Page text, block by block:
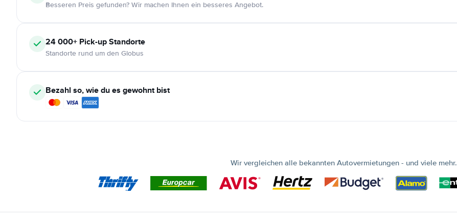
Besseren Preis gefunden? Wir machen Ihnen ein besseres Angebot.
24 000+ Pick-up Standorte
Standorte rund um den Globus
Bezahl so, wie du es gewohnt bist
Wir vergleichen alle bekannten Autovermietungen - und viele mehr.